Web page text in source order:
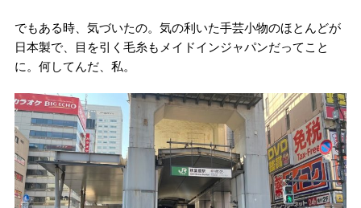
でもある時、気づいたの。気の利いた手芸小物のほとんどが
日本製で、目を引く毛糸もメイドインジャパンだってこと
に。何してんだ、私。